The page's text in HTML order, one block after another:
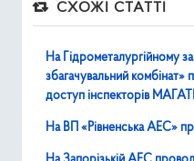
СХОЖІ СТАТТІ
На Гідрометалургійному
збагачувальний
доступ інспекторів
На ВП «Рівненська АЕС»